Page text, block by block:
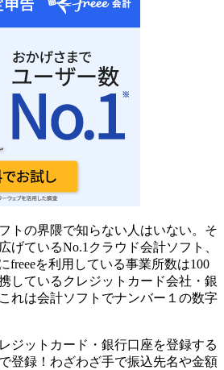
トの界隈で知らない人はいない。そ
げているNo.1クラウド会計ソフト、
freeeを利用している事業所数は100
しているクレジットカード会社・銀
れは会計ソフトでナンバー１の数字
ジットカード・銀行口座を登録する
登録！わざわざ手で振込先名や金額